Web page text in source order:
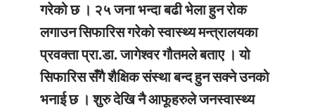
गरेको छ । २५ जना भन्दा बढी भेला हुन रोक
लगाउन सिफारिस गरेको स्वास्थ्य मन्त्रालयका
प्रवक्ता प्रा.डा. जागेश्वर गौतमले बताए । यो
सिफारिस सँगै शैक्षिक संस्था बन्द हुन सक्ने उनको
भनाई छ । शुरु देखि नै आफूहरुले जनस्वास्थ्य